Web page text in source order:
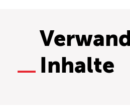
Inhalte